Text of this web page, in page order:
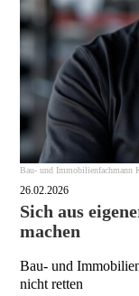
Bau- und Immobilienfachmann
26.02.2026
Sich aus
machen
Bau- und
nicht retten